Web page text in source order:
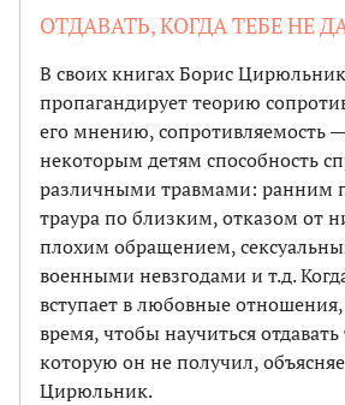
ОТДАВАТЬ, КОГДА ТЕБЕ НЕ
В своих книгах Борис
пропагандирует теорию
его мнению, сопротивляемость
некоторым детям способность
различными травмами: ранним
траура по близким, отказом от
плохим обращением,
военными невзгодами и т.д.
вступает в любовные
время, чтобы научиться
которую он не получил,
Цирюльник.